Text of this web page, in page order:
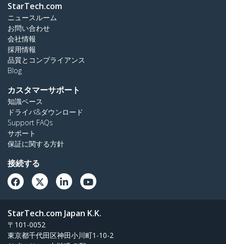
StarTech.com
ニュースルーム
お問い合わせ
会社情報
採用情報
品質とコンプライアンス
Blog
カスタマーサポート
知識ベース
ドライバ&ダウンロード
Support FAQs
サポート
保証に関する方針
接続する
StarTech.com Japan K.K.
〒101-0052
東京都千代田区神田小川町1-10-2